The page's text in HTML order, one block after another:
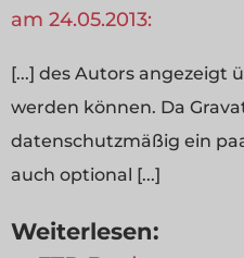
am 24.05.2013:
[...] des Autors angezeigt
werden können. Da
datenschutzmäßig ein
auch optional [...]
Weiterlesen: